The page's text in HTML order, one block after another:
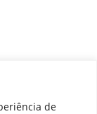
de
de cookies